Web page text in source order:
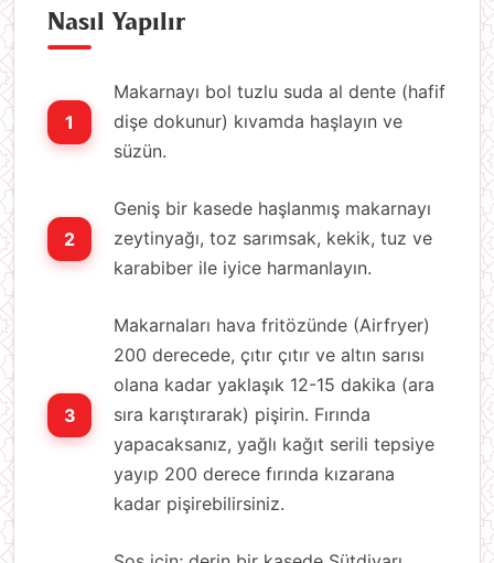
Nasıl Yapılır
Makarnayı bol tuzlu suda al dente (hafif
dişe dokunur) kıvamda haşlayın ve
süzün.
Geniş bir kasede haşlanmış makarnayı
zeytinyağı, toz sarımsak, kekik, tuz ve
karabiber ile iyice harmanlayın.
Makarnaları hava fritözünde (Airfryer)
200 derecede, çıtır çıtır ve altın sarısı
olana kadar yaklaşık 12-15 dakika (ara
sıra karıştırarak) pişirin. Fırında
yapacaksanız, yağlı kağıt serili tepsiye
yayıp 200 derece fırında kızarana
kadar pişirebilirsiniz.